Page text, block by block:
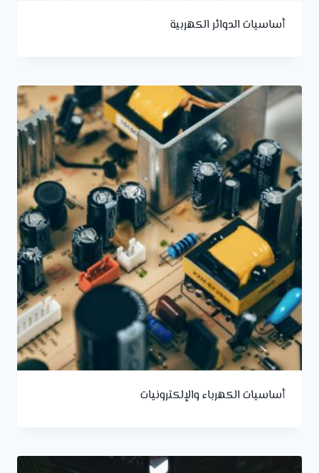
أساسيات الدوائر الكهربية
أساسيات الكهرباء والإلكترونيات